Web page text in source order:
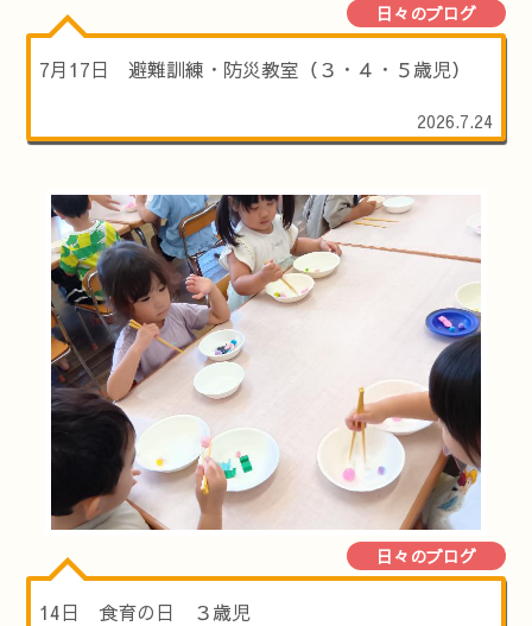
日々のブログ
7月17日 避難訓練・防災教室（３・４・５歳児）
2026.7.24
日々のブログ
14日 食育の日 ３歳児